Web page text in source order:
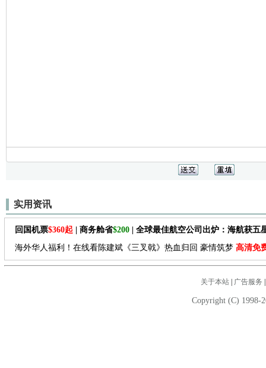
实用资讯
回国机票$360起 | 商务舱省$200 | 全球最佳航空公司出炉：海航获五
海外华人福利！在线看陈建斌《三叉戟》热血归回 豪情筑梦 高清免
关于本站| 广告服务
Copyright (C) 1998-